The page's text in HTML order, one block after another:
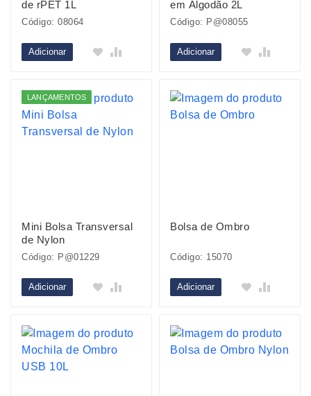
de rPET 1L
Código: 08064
Adicionar
em Algodão 2L
Código: P@08055
Adicionar
LANÇAMENTOS
Mini Bolsa Transversal
de Nylon
Código: P@01229
Adicionar
Bolsa de Ombro
Código: 15070
Adicionar